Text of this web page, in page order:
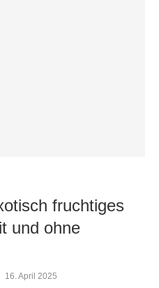
fruchtiges
und ohne
16. April 2025